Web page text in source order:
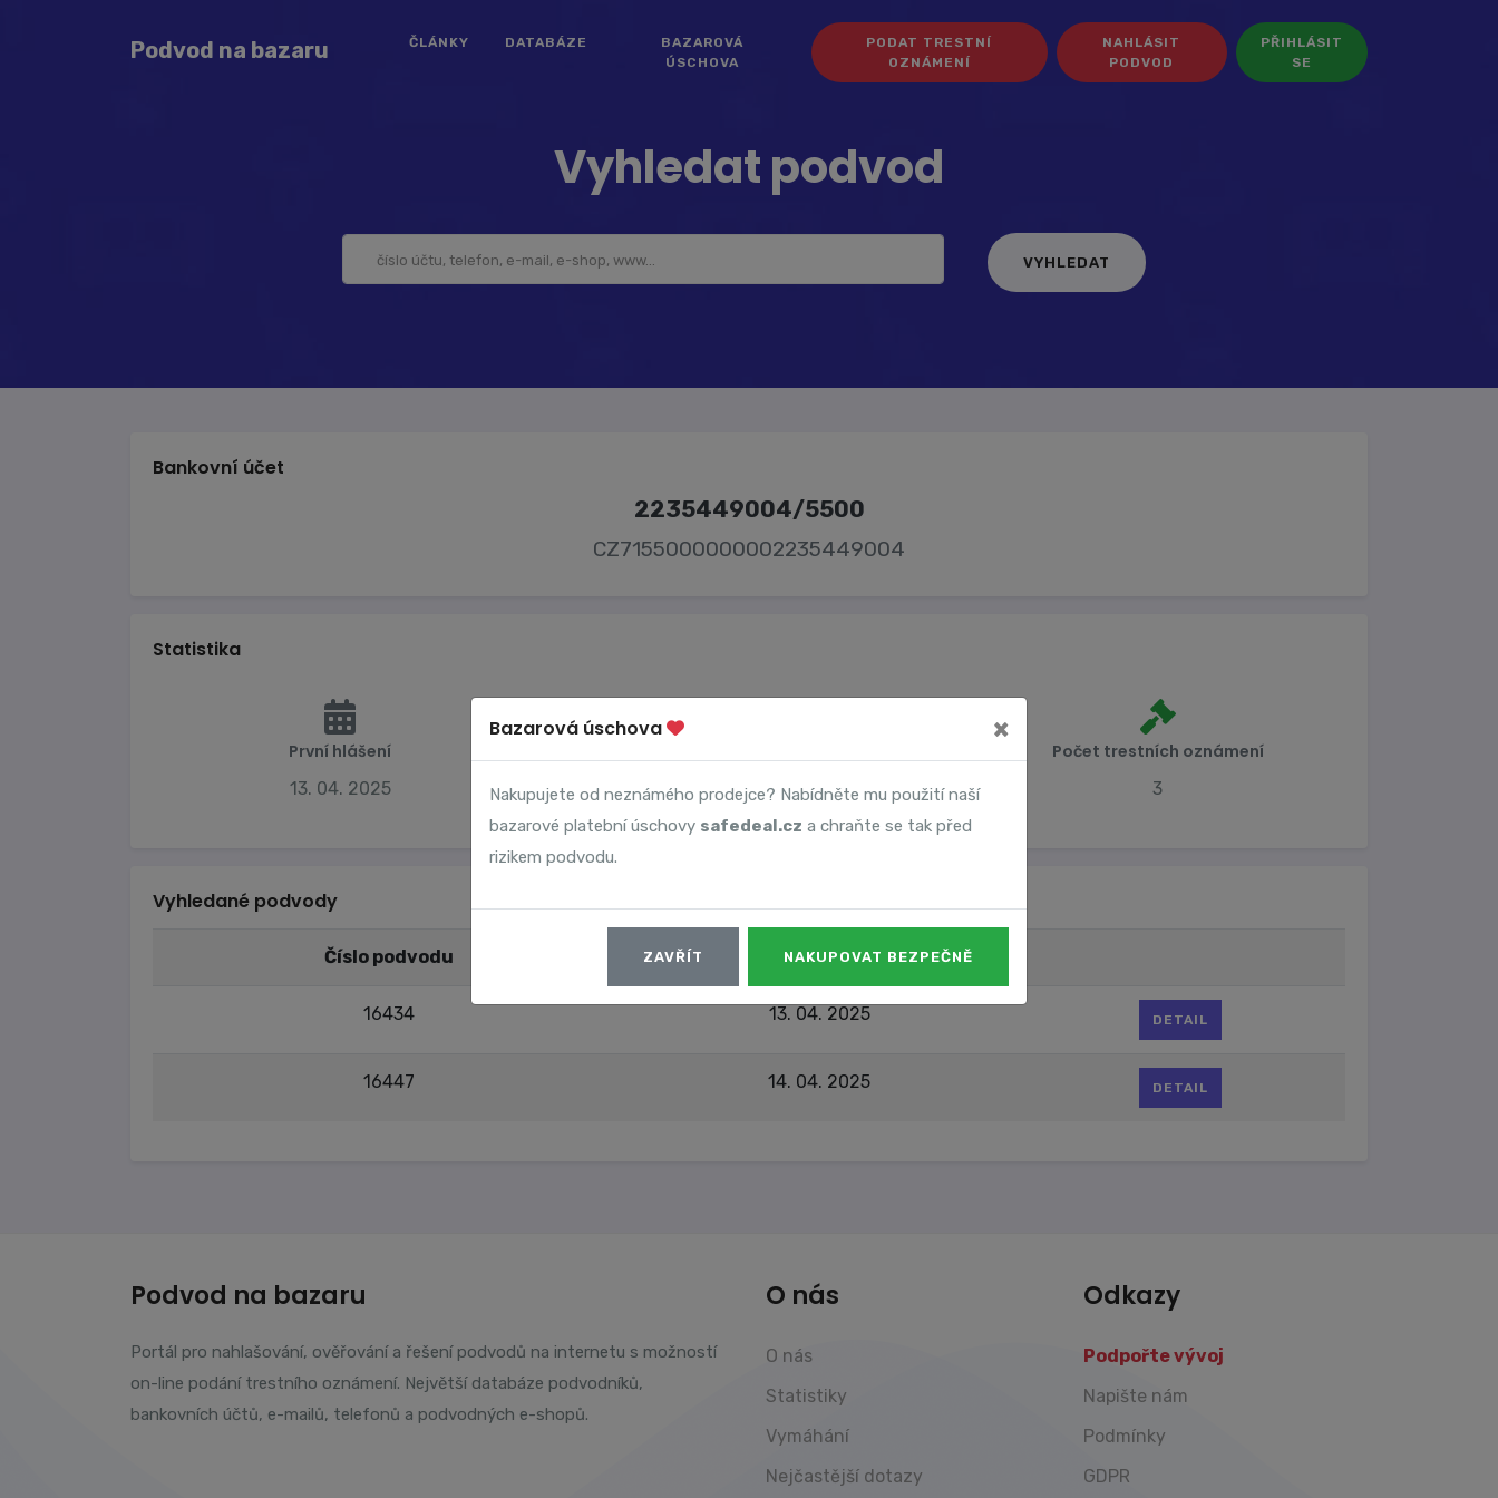
Podvod na bazaru ČLÁNKY DATABÁZE
BAZAROVÁ
ÚSCHOVA
PODAT TRESTNÍ
OZNÁMENÍ
NAHLÁSIT
PODVOD
PŘIHLÁSIT
SE
Vyhledat podvod
Bankovní účet
2235449004/5500
CZ7155000000002235449004
Statistika
První hlášení
13. 04. 2025 Jiří Kuchtík
Počet trestních oznámení
3
Vyhledané podvody
Číslo podvodu Datum
16434 13. 04. 2025 DETAIL
16447 14. 04. 2025 DETAIL
Podvod na bazaru
Portál pro nahlašování, ověřování a řešení podvodů na internetu s možností
on-line podání trestního oznámení. Největší databáze podvodníků,
bankovních účtů, e-mailů, telefonů a podvodných e-shopů.
O nás
O nás
Statistiky
Vymáhání
Nejčastější dotazy
Odkazy
Podpořte vývoj
Napište nám
Podmínky
GDPR
Bazarová úschova ×
Nakupujete od neznámého prodejce? Nabídněte mu použití naší
bazarové platební úschovy safedeal.cz a chraňte se tak před
rizikem podvodu.
ZAVŘÍT NAKUPOVAT BEZPEČNĚ